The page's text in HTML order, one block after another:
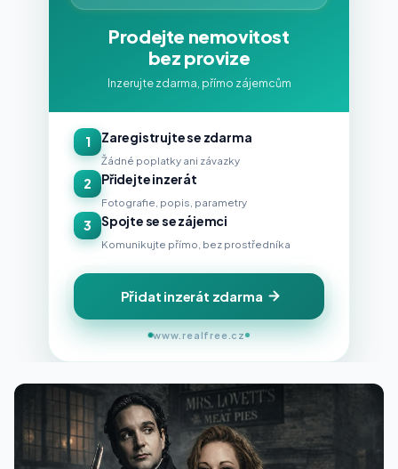
Prodejte nemovitost
bez provize
Inzerujte zdarma, přímo zájemcům
1 Zaregistrujte se zdarma
Žádné poplatky ani závazky
2 Přidejte inzerát
Fotografie, popis, parametry
3 Spojte se se zájemci
Komunikujte přímo, bez prostředníka
Přidat inzerát zdarma
www.realfree.cz